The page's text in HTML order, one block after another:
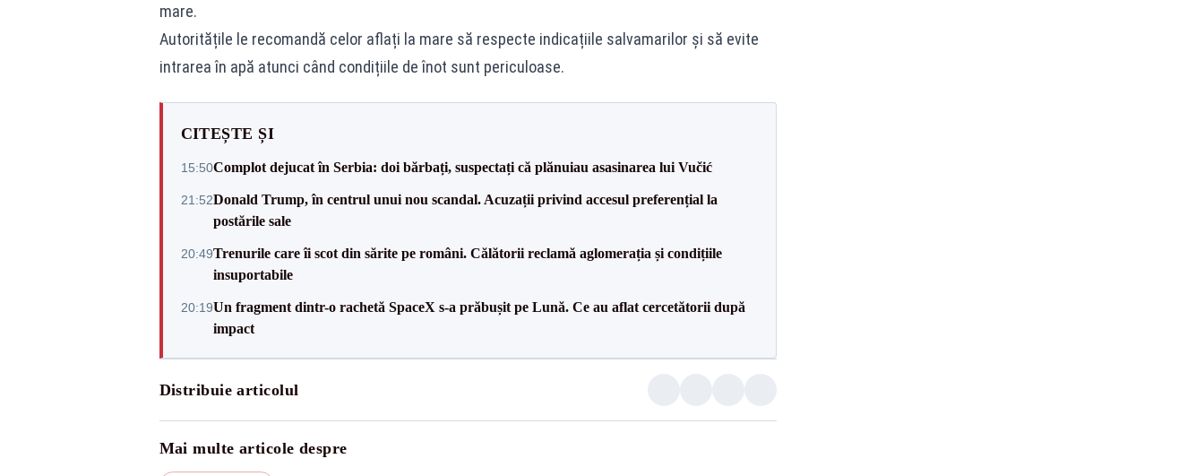
mare.
Autoritățile le recomandă celor aflați la mare să respecte indicațiile salvamarilor și să evite
intrarea în apă atunci când condițiile de înot sunt periculoase.
CITEȘTE ȘI
15:50Complot dejucat în Serbia: doi bărbați, suspectați că plănuiau asasinarea lui Vučić
21:52Donald Trump, în centrul unui nou scandal. Acuzații privind accesul preferențial la
postările sale
20:49Trenurile care îi scot din sărite pe români. Călătorii reclamă aglomerația și condițiile
insuportabile
20:19Un fragment dintr-o rachetă SpaceX s-a prăbușit pe Lună. Ce au aflat cercetătorii după
impact
Distribuie articolul
Mai multe articole despre